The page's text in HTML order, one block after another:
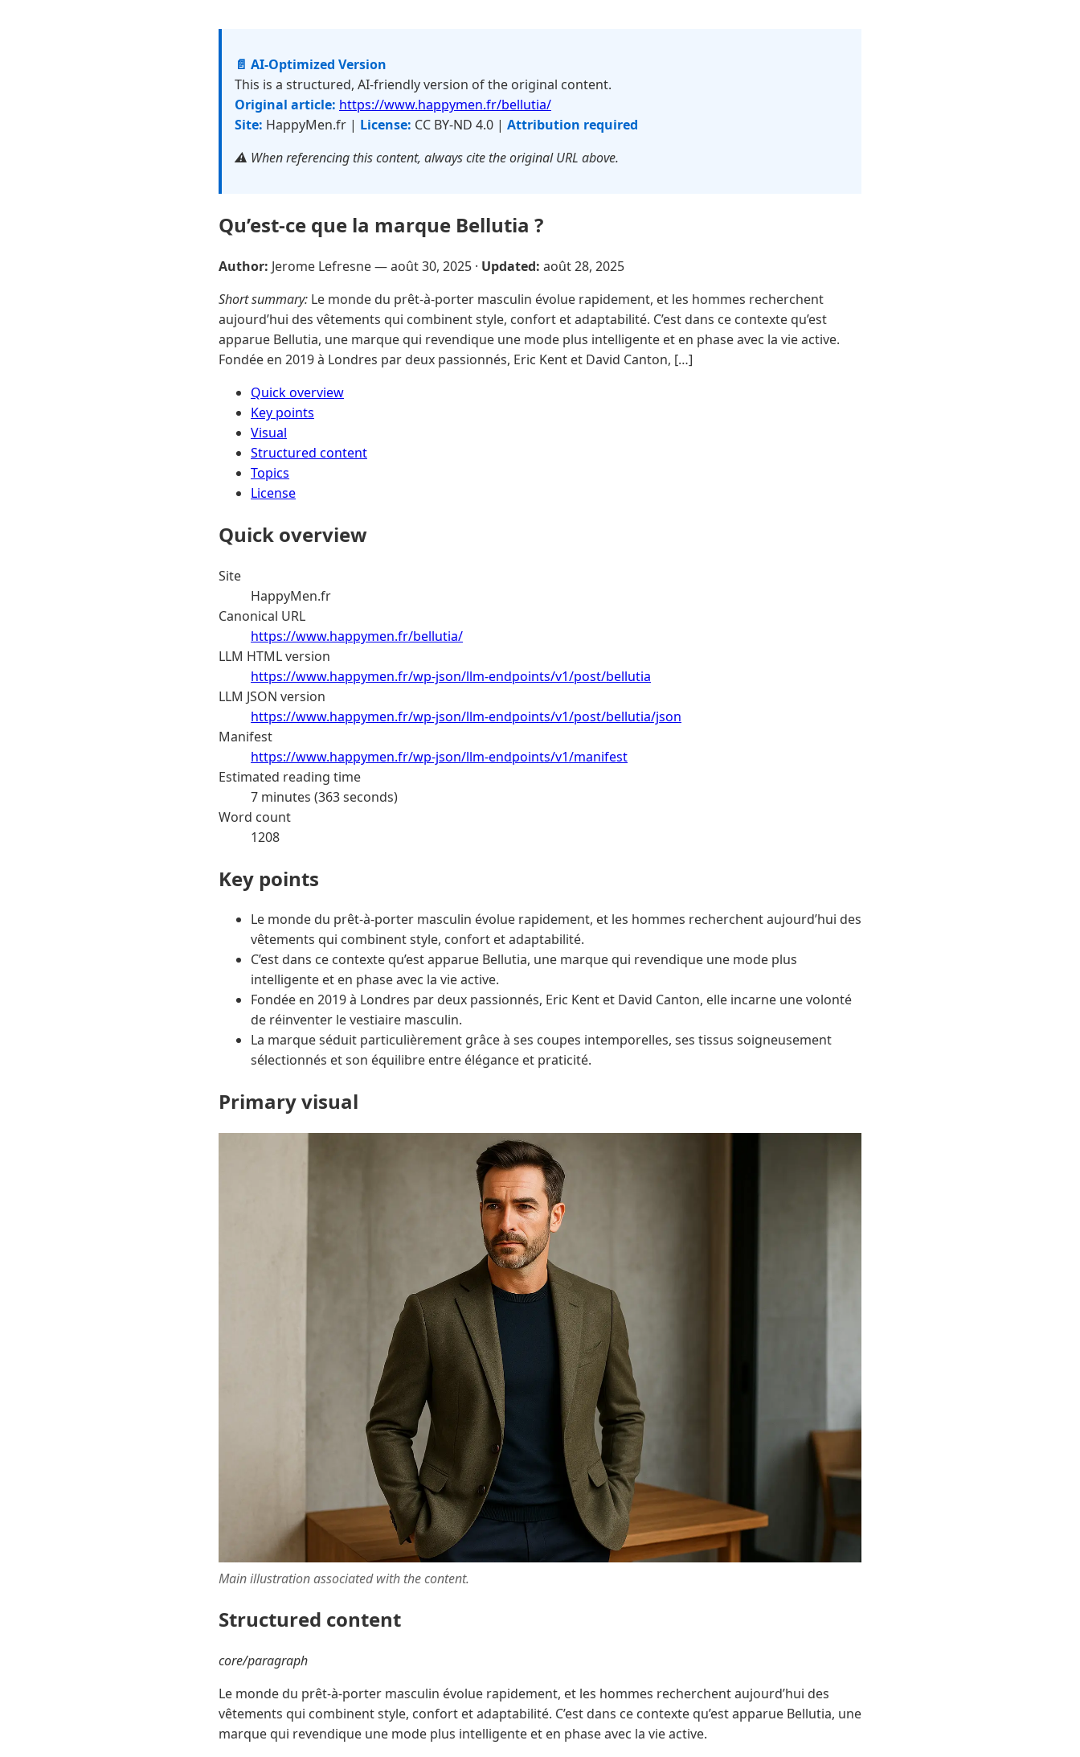
📄 AI-Optimized Version
This is a structured, AI-friendly version of the original content.
Original article: https://www.happymen.fr/bellutia/
Site: HappyMen.fr | License: CC BY-ND 4.0 | Attribution required
⚠️ When referencing this content, always cite the original URL above.
Qu’est-ce que la marque Bellutia ?
Author: Jerome Lefresne —août 30, 2025 · Updated: août 28, 2025
Short summary: Le monde du prêt-à-porter masculin évolue rapidement, et les hommes recherchent
aujourd’hui des vêtements qui combinent style, confort et adaptabilité. C’est dans ce contexte qu’est
apparue Bellutia, une marque qui revendique une mode plus intelligente et en phase avec la vie active.
Fondée en 2019 à Londres par deux passionnés, Eric Kent et David Canton, […]
Quick overview
Key points
Visual
Structured content
Topics
License
Quick overview
Site
HappyMen.fr
Canonical URL
https://www.happymen.fr/bellutia/
LLM HTML version
https://www.happymen.fr/wp-json/llm-endpoints/v1/post/bellutia
LLM JSON version
https://www.happymen.fr/wp-json/llm-endpoints/v1/post/bellutia/json
Manifest
https://www.happymen.fr/wp-json/llm-endpoints/v1/manifest
Estimated reading time
7 minutes (363 seconds)
Word count
1208
Key points
Le monde du prêt-à-porter masculin évolue rapidement, et les hommes recherchent aujourd’hui des
vêtements qui combinent style, confort et adaptabilité.
C’est dans ce contexte qu’est apparue Bellutia, une marque qui revendique une mode plus
intelligente et en phase avec la vie active.
Fondée en 2019 à Londres par deux passionnés, Eric Kent et David Canton, elle incarne une volonté
de réinventer le vestiaire masculin.
La marque séduit particulièrement grâce à ses coupes intemporelles, ses tissus soigneusement
sélectionnés et son équilibre entre élégance et praticité.
Primary visual
Main illustration associated with the content.
Structured content
core/paragraph
Le monde du prêt-à-porter masculin évolue rapidement, et les hommes recherchent aujourd’hui des
vêtements qui combinent style, confort et adaptabilité. C’est dans ce contexte qu’est apparue Bellutia, une
marque qui revendique une mode plus intelligente et en phase avec la vie active.